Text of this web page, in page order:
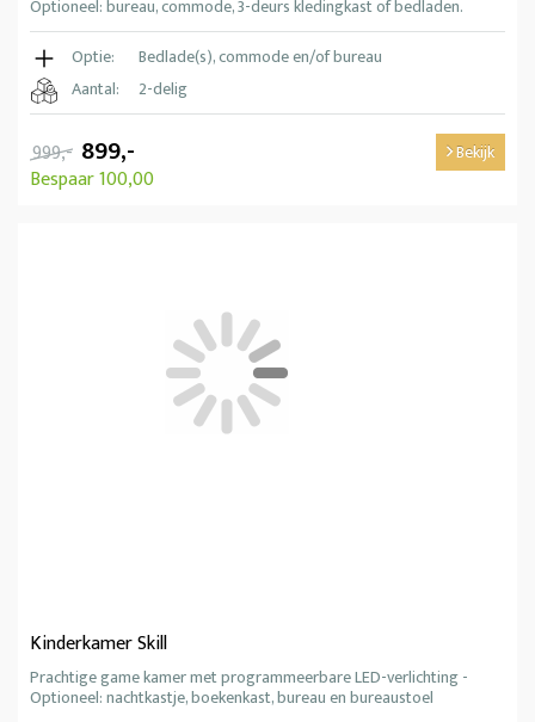
Optioneel: bureau, commode, 3-deurs kledingkast of bedladen.
Optie:
Bedlade(s), commode en/of bureau
Aantal:
2-delig
999,- 899,-
Bespaar 100,00
Bekijk
Kinderkamer Skill
Prachtige game kamer met programmeerbare LED-verlichting -
Optioneel: nachtkastje, boekenkast, bureau en bureaustoel